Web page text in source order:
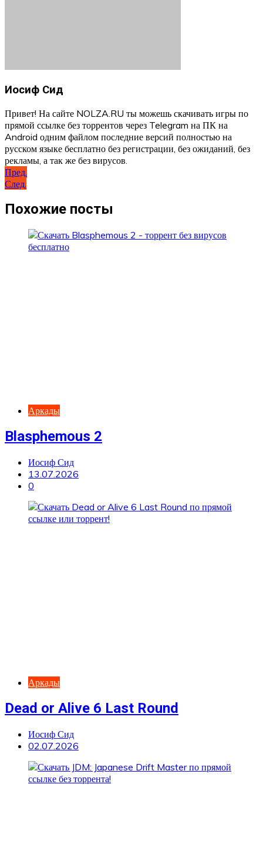
Иосиф Сид
Привет! На сайте NOLZA.RU ты можешь скачивать игры по
прямой ссылке без торрентов через Telegram на ПК на
Android одним файлом последние версий полностью на
русском языке бесплатно без регистрации, без ожиданий, без
рекламы, а так же без вирусов.
Навигация
по
записям
Пред.
След.
Похожие посты
Аркады
Blasphemous 2
Иосиф Сид
13.07.2026
0
Аркады
Dead or Alive 6 Last Round
Иосиф Сид
02.07.2026